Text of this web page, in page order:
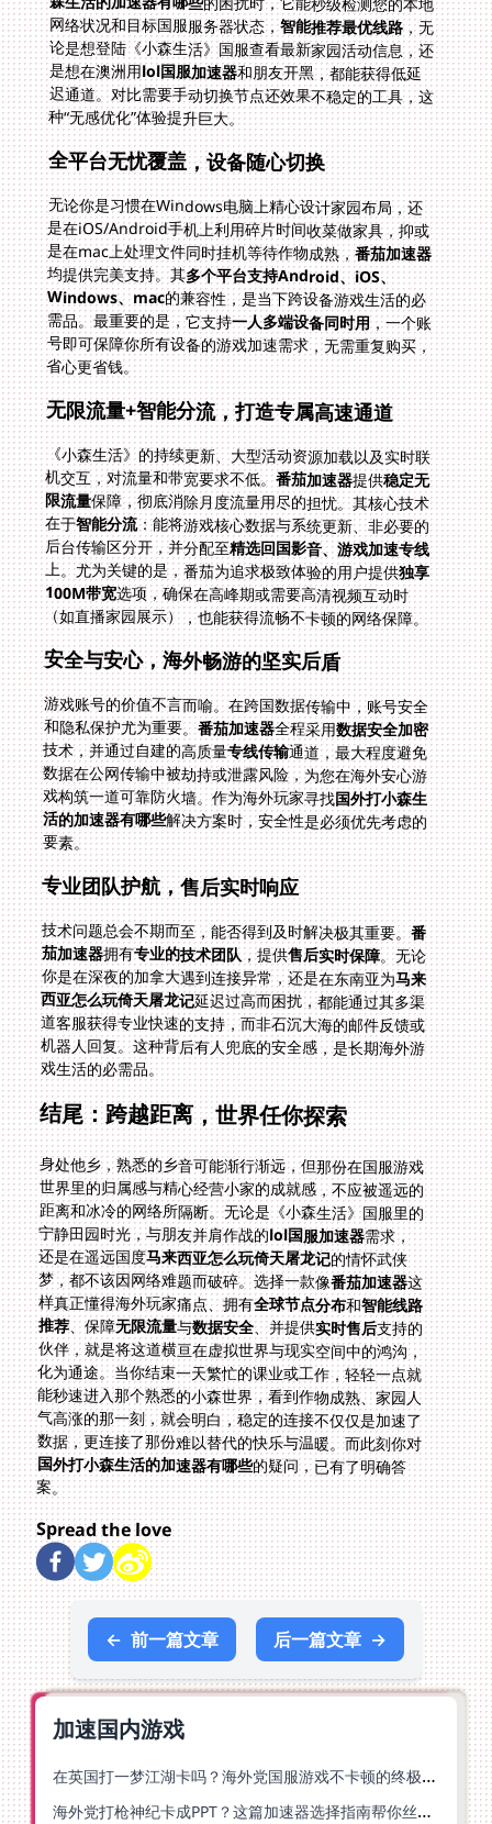
网络状况和目标国服服务器状态，智能推荐最优线路，无
论是想登陆《小森生活》国服查看最新家园活动信息，还
是想在澳洲用lol国服加速器和朋友开黑，都能获得低延
迟通道。对比需要手动切换节点还效果不稳定的工具，这
种“无感优化”体验提升巨大。
全平台无忧覆盖，设备随心切换
无论你是习惯在Windows电脑上精心设计家园布局，还
是在iOS/Android手机上利用碎片时间收菜做家具，抑或
是在mac上处理文件同时挂机等待作物成熟，番茄加速器
均提供完美支持。其多个平台支持Android、iOS、
Windows、mac的兼容性，是当下跨设备游戏生活的必
需品。最重要的是，它支持一人多端设备同时用，一个账
号即可保障你所有设备的游戏加速需求，无需重复购买，
省心更省钱。
无限流量+智能分流，打造专属高速通道
《小森生活》的持续更新、大型活动资源加载以及实时联
机交互，对流量和带宽要求不低。番茄加速器提供稳定无
限流量保障，彻底消除月度流量用尽的担忧。其核心技术
在于智能分流：能将游戏核心数据与系统更新、非必要的
后台传输区分开，并分配至精选回国影音、游戏加速专线
上。尤为关键的是，番茄为追求极致体验的用户提供独享
100M带宽选项，确保在高峰期或需要高清视频互动时
（如直播家园展示），也能获得流畅不卡顿的网络保障。
安全与安心，海外畅游的坚实后盾
游戏账号的价值不言而喻。在跨国数据传输中，账号安全
和隐私保护尤为重要。番茄加速器全程采用数据安全加密
技术，并通过自建的高质量专线传输通道，最大程度避免
数据在公网传输中被劫持或泄露风险，为您在海外安心游
戏构筑一道可靠防火墙。作为海外玩家寻找国外打小森生
活的加速器有哪些解决方案时，安全性是必须优先考虑的
要素。
专业团队护航，售后实时响应
技术问题总会不期而至，能否得到及时解决极其重要。番
茄加速器拥有专业的技术团队，提供售后实时保障。无论
你是在深夜的加拿大遇到连接异常，还是在东南亚为马来
西亚怎么玩倚天屠龙记延迟过高而困扰，都能通过其多渠
道客服获得专业快速的支持，而非石沉大海的邮件反馈或
机器人回复。这种背后有人兜底的安全感，是长期海外游
戏生活的必需品。
结尾：跨越距离，世界任你探索
身处他乡，熟悉的乡音可能渐行渐远，但那份在国服游戏
世界里的归属感与精心经营小家的成就感，不应被遥远的
距离和冰冷的网络所隔断。无论是《小森生活》国服里的
宁静田园时光，与朋友并肩作战的lol国服加速器需求，
还是在遥远国度马来西亚怎么玩倚天屠龙记的情怀武侠
梦，都不该因网络难题而破碎。选择一款像番茄加速器这
样真正懂得海外玩家痛点、拥有全球节点分布和智能线路
推荐、保障无限流量与数据安全、并提供实时售后支持的
伙伴，就是将这道横亘在虚拟世界与现实空间中的鸿沟，
化为通途。当你结束一天繁忙的课业或工作，轻轻一点就
能秒速进入那个熟悉的小森世界，看到作物成熟、家园人
气高涨的那一刻，就会明白，稳定的连接不仅仅是加速了
数据，更连接了那份难以替代的快乐与温暖。而此刻你对
国外打小森生活的加速器有哪些的疑问，已有了明确答
案。
Spread the love
← 前一篇文章 后一篇文章 →
加速国内游戏
在英国打一梦江湖卡吗？海外党国服游戏不卡顿的终极解法
海外党打枪神纪卡成PPT？这篇加速器选择指南帮你丝滑上分